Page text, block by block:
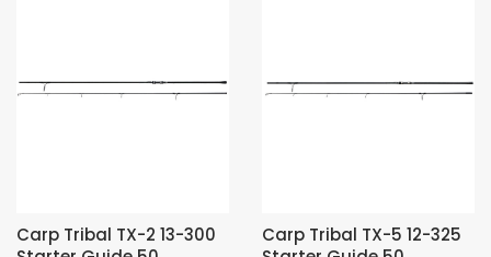
Carp Tribal TX-2 13-300
Carp Tribal TX-5 12-325